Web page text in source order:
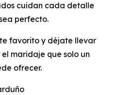
cuidan cada detalle
perfecto.
favorito y déjate llevar
maridaje que solo un
ofrecer.